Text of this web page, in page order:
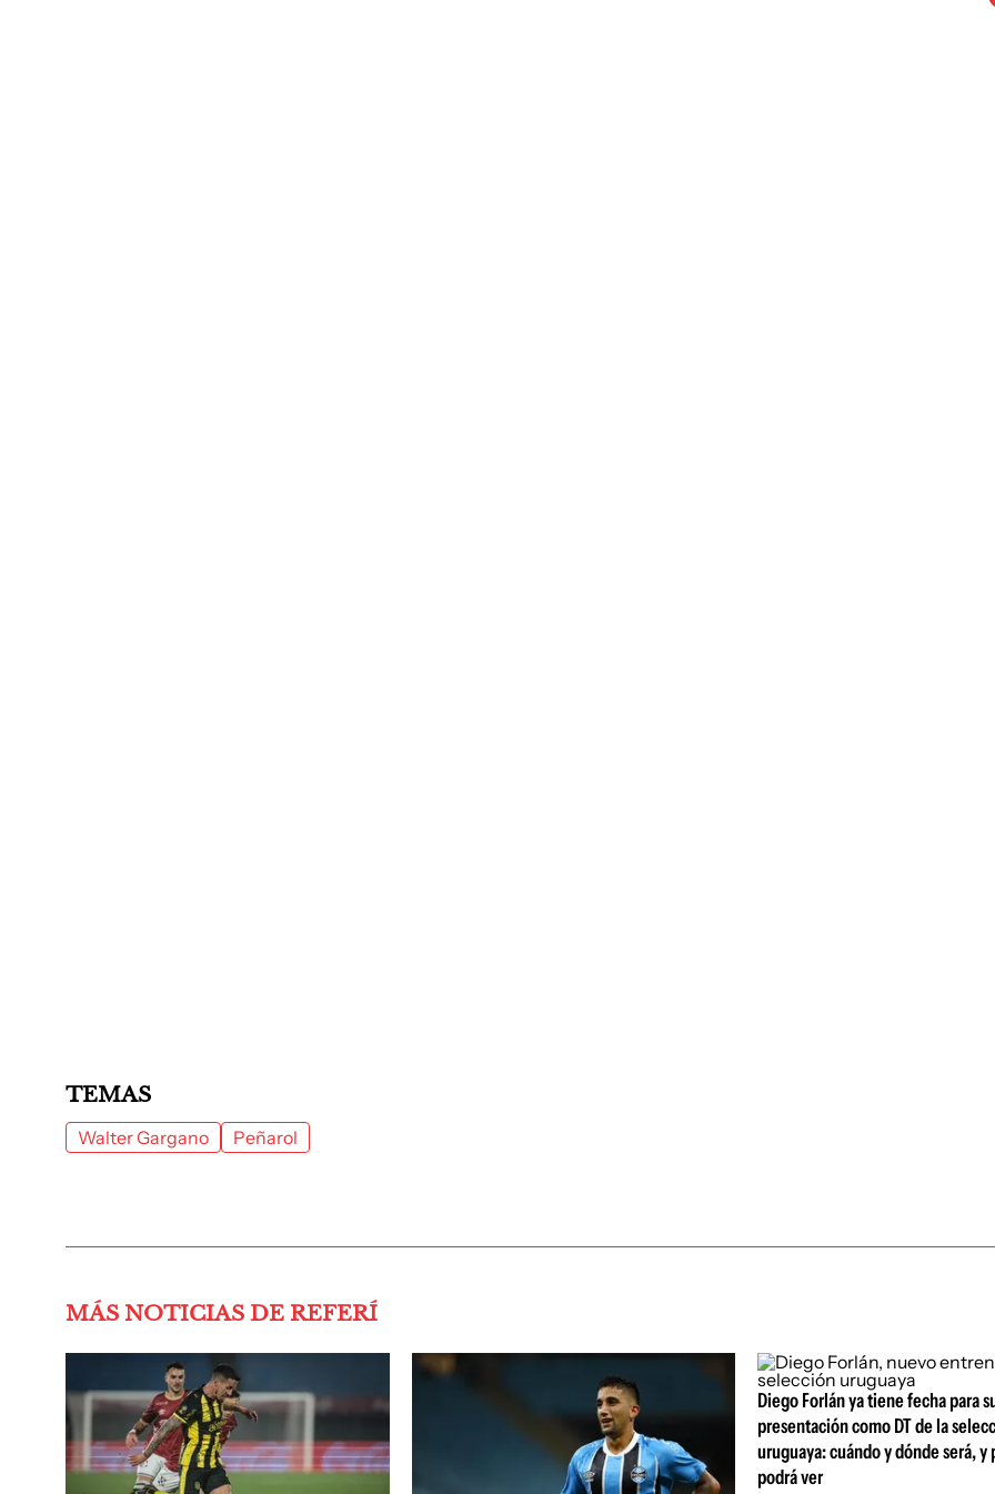
TEMAS
Walter Gargano Peñarol
MÁS NOTICIAS DE REFERÍ
Diego Forlán ya tiene fecha para
presentación como DT de la
uruguaya: cuándo y dónde será, y
podrá ver